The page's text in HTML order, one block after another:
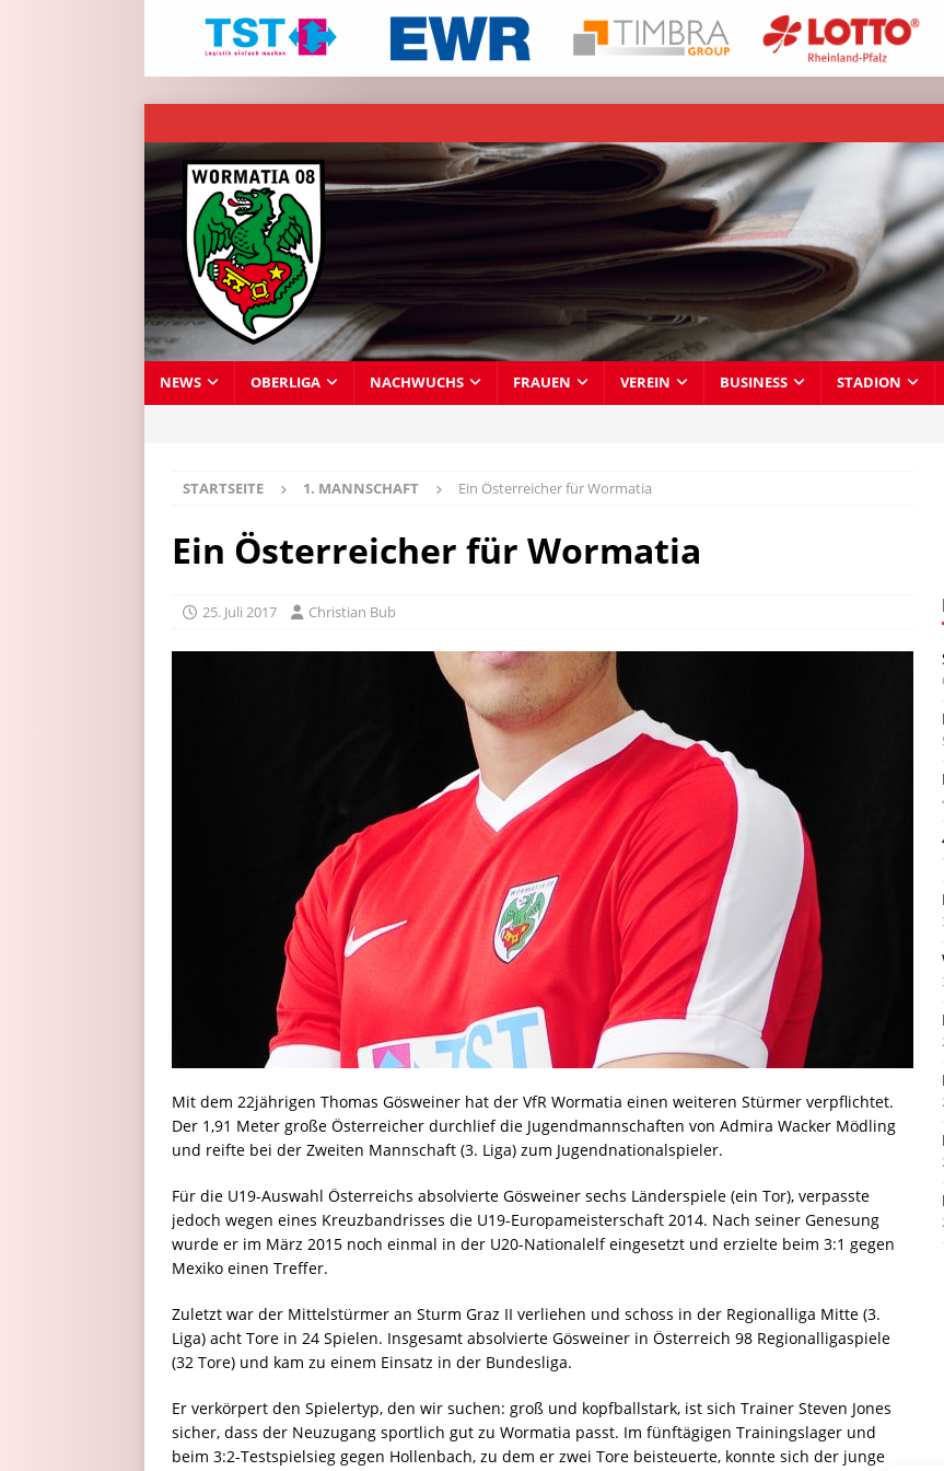
NEWS OBERLIGA NACHWUCHS FRAUEN VEREIN BUSINESS STADION
STARTSEITE 1. MANNSCHAFT Ein Österreicher für Wormatia
Ein Österreicher für Wormatia
25. Juli 2017 Christian Bub
Mit dem 22jährigen Thomas Gösweiner hat der VfR Wormatia einen weiteren Stürmer verpflichtet.
Der 1,91 Meter große Österreicher durchlief die Jugendmannschaften von Admira Wacker Mödling
und reifte bei der Zweiten Mannschaft (3. Liga) zum Jugendnationalspieler.
Für die U19-Auswahl Österreichs absolvierte Gösweiner sechs Länderspiele (ein Tor), verpasste
jedoch wegen eines Kreuzbandrisses die U19-Europameisterschaft 2014. Nach seiner Genesung
wurde er im März 2015 noch einmal in der U20-Nationalelf eingesetzt und erzielte beim 3:1 gegen
Mexiko einen Treffer.
Zuletzt war der Mittelstürmer an Sturm Graz II verliehen und schoss in der Regionalliga Mitte (3.
Liga) acht Tore in 24 Spielen. Insgesamt absolvierte Gösweiner in Österreich 98 Regionalligaspiele
(32 Tore) und kam zu einem Einsatz in der Bundesliga.
Er verkörpert den Spielertyp, den wir suchen: groß und kopfballstark, ist sich Trainer Steven Jones
sicher, dass der Neuzugang sportlich gut zu Wormatia passt. Im fünftägigen Trainingslager und
beim 3:2-Testspielsieg gegen Hollenbach, zu dem er zwei Tore beisteuerte, konnte sich der junge